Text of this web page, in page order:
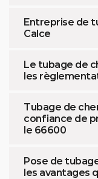
Entreprise de
Calce
Le tubage de
les
Tubage de
confiance de
le 66600
Pose de
les avantages